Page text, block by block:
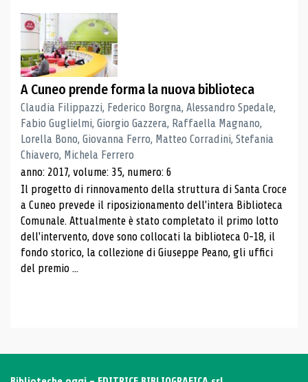
A Cuneo prende forma la nuova biblioteca
Claudia Filippazzi, Federico Borgna, Alessandro Spedale,
Fabio Guglielmi, Giorgio Gazzera, Raffaella Magnano,
Lorella Bono, Giovanna Ferro, Matteo Corradini, Stefania
Chiavero, Michela Ferrero
anno: 2017, volume: 35, numero: 6
Il progetto di rinnovamento della struttura di Santa Croce
a Cuneo prevede il riposizionamento dell'intera Biblioteca
Comunale. Attualmente è stato completato il primo lotto
dell'intervento, dove sono collocati la biblioteca 0-18, il
fondo storico, la collezione di Giuseppe Peano, gli uffici
del premio ...